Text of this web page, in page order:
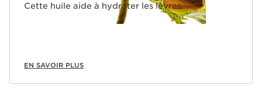
Cette huile aide à hydrater les lèvres.
EN SAVOIR PLUS